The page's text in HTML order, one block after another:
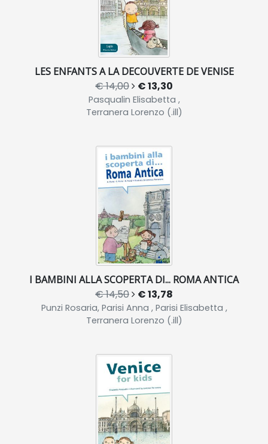
LES ENFANTS A LA DECOUVERTE DE VENISE
€ 14,00 € 13,30
Pasqualin Elisabetta ,
Terranera Lorenzo (.ill)
I BAMBINI ALLA SCOPERTA DI... ROMA ANTICA
€ 14,50 € 13,78
Punzi Rosaria, Parisi Anna , Parisi Elisabetta ,
Terranera Lorenzo (.ill)